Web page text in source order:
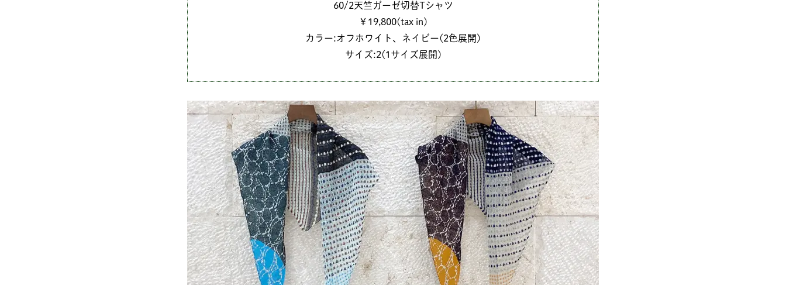
60/2天竺ガーゼ切替Tシャツ
￥19,800(tax in)
カラー:オフホワイト、ネイビー(2色展開)
サイズ:2(1サイズ展開)